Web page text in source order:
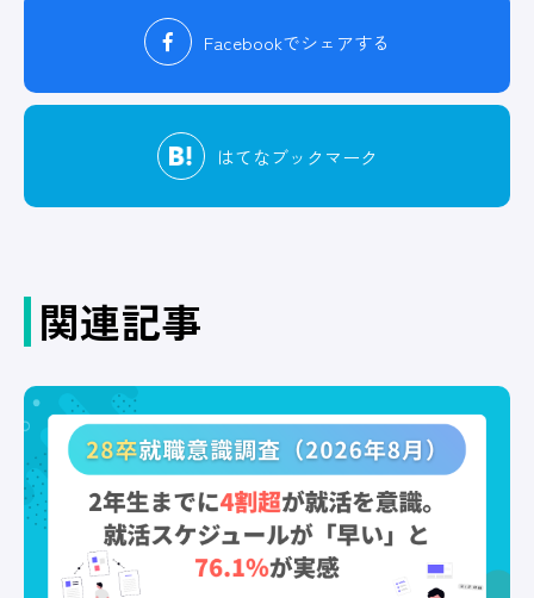
Facebookでシェアする
はてなブックマーク
関連記事